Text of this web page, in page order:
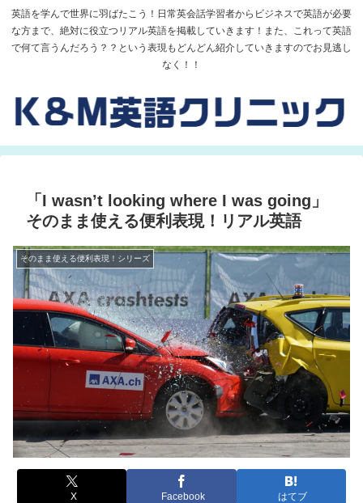
英語を学んで世界に羽ばたこう！日常英会話学習者からビジネスで英語が必要
な方まで、絶対に役立つリアル英語を掲載していきます！また、これって英語
で何て言うんだろう？？という表現もどんどん紹介していきますのでお見逃し
なく！！
「I wasn’t looking where I was going」
そのまま使える便利表現！リアル英語
そのまま使える便利表現！シリーズ
X Facebook はてブ